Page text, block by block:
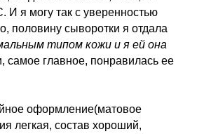
И я могу так с уверенностью
половину сыворотки я отдала
типом кожи и я ей она
самое главное, понравилась ее
оформление(матовое
легкая, состав хороший,